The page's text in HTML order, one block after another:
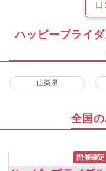
口
ハッピーブライ
山梨県
全国
開催確定